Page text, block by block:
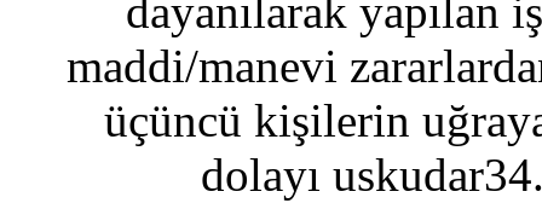
dayanılarak yapılan
maddi/manevi
üçüncü kişilerin
dolayı